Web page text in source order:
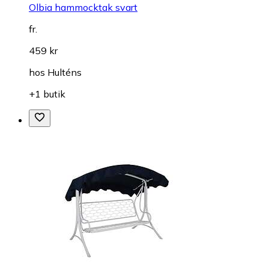
Olbia hammocktak svart
fr.
459 kr
hos Hulténs
+1 butik